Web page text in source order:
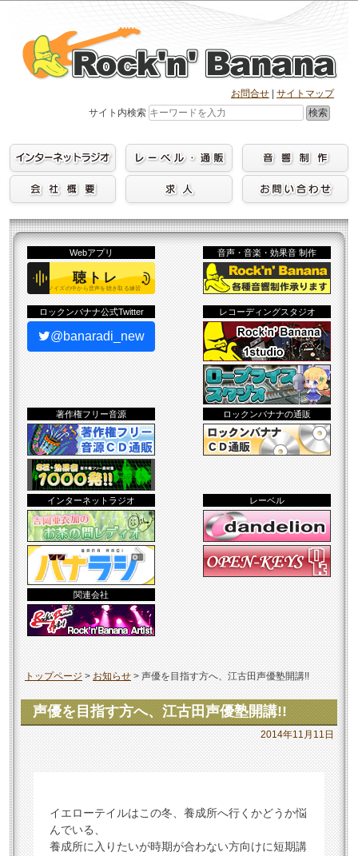
content
お問合せ
サイトマップ
サイト内検索
検索
トップページ>お知らせ>声優を目指す方へ、江古田声優塾開講!!
声優を目指す方へ、江古田声優塾開講!!
2014年11月11日
イエローテイルはこの冬、養成所へ行くかどうか悩
んでいる、
養成所に入りたいが時期が合わない方向けに短期講
Webアプリ 音声・音楽・効果音 制作
ロックンバナナ公式Twitter
@banaradi_new
レコーディングスタジオ
著作権フリー音源 ロックンバナナの通販
インターネットラジオ レーベル
関連会社